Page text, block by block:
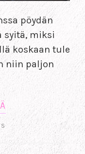
pöydän
syitä, miksi
koskaan tule
niin paljon